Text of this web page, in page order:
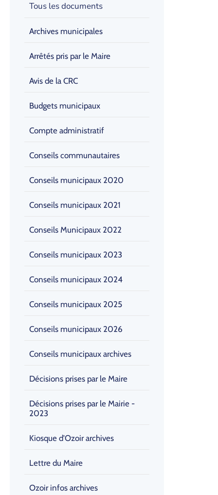
Tous les documents
Archives municipales
Arrêtés pris par le Maire
Avis de la CRC
Budgets municipaux
Compte administratif
Conseils communautaires
Conseils municipaux 2020
Conseils municipaux 2021
Conseils Municipaux 2022
Conseils municipaux 2023
Conseils municipaux 2024
Conseils municipaux 2025
Conseils municipaux 2026
Conseils municipaux archives
Décisions prises par le Maire
Décisions prises par le Mairie -
2023
Kiosque d'Ozoir archives
Lettre du Maire
Ozoir infos archives